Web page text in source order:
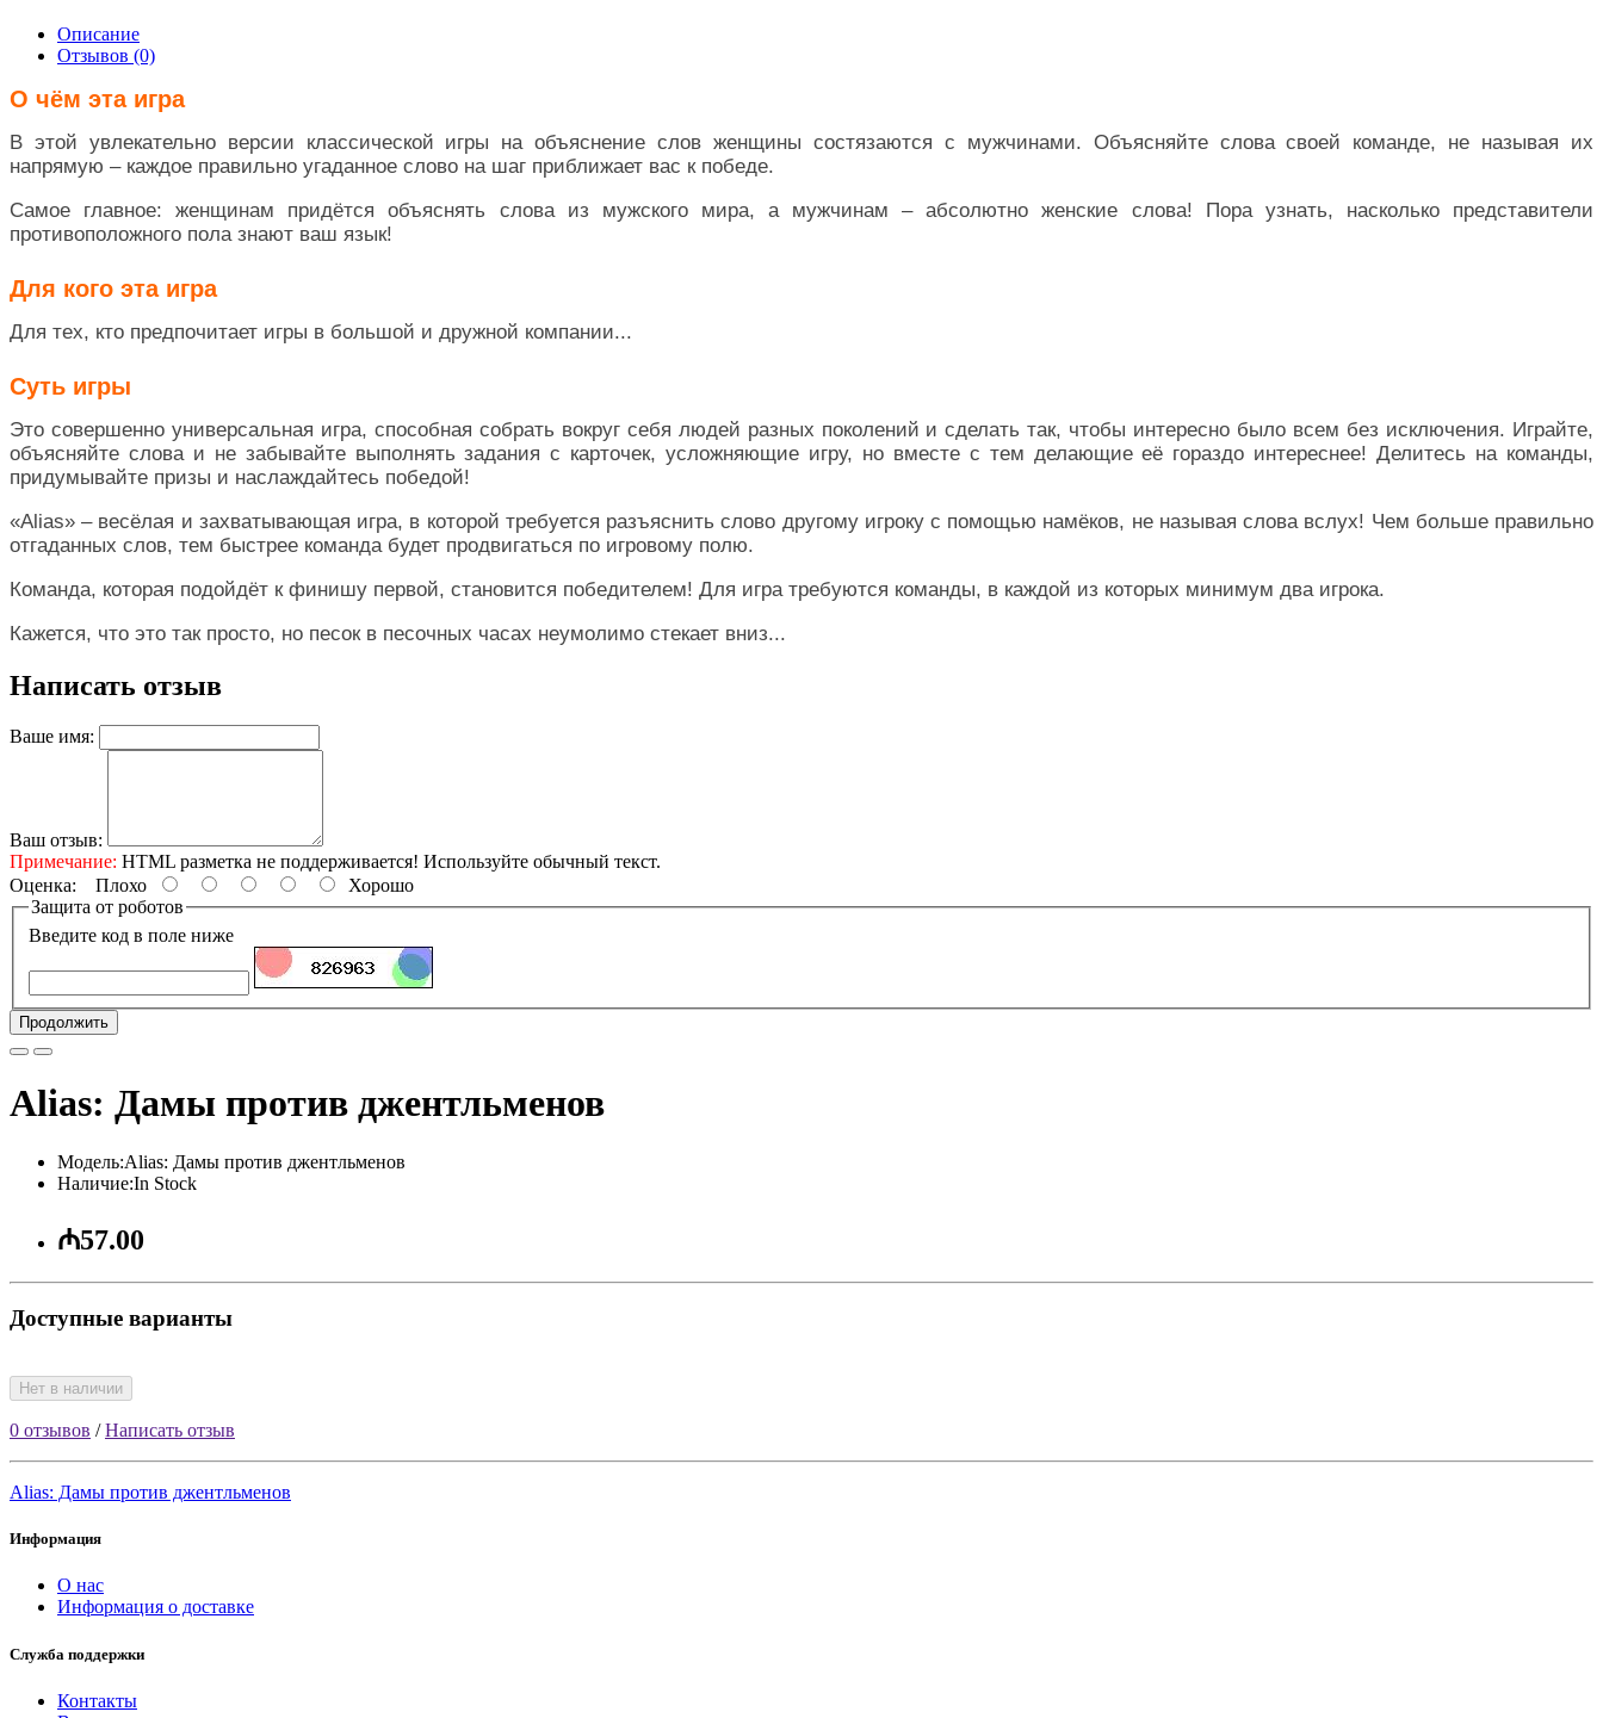
Описание
Отзывов (0)
О чём эта игра
В этой увлекательно версии классической игры на объяснение слов женщины состязаются с мужчинами. Объясняйте слова своей команде, не называя их
напрямую – каждое правильно угаданное слово на шаг приближает вас к победе.
Самое главное: женщинам придётся объяснять слова из мужского мира, а мужчинам – абсолютно женские слова! Пора узнать, насколько представители
противоположного пола знают ваш язык!
Для кого эта игра
Для тех, кто предпочитает игры в большой и дружной компании...
Суть игры
Это совершенно универсальная игра, способная собрать вокруг себя людей разных поколений и сделать так, чтобы интересно было всем без исключения. Играйте,
объясняйте слова и не забывайте выполнять задания с карточек, усложняющие игру, но вместе с тем делающие её гораздо интереснее! Делитесь на команды,
придумывайте призы и наслаждайтесь победой!
«Alias» – весёлая и захватывающая игра, в которой требуется разъяснить слово другому игроку с помощью намёков, не называя слова вслух! Чем больше правильно
отгаданных слов, тем быстрее команда будет продвигаться по игровому полю.
Команда, которая подойдёт к финишу первой, становится победителем! Для игра требуются команды, в каждой из которых минимум два игрока.
Кажется, что это так просто, но песок в песочных часах неумолимо стекает вниз...
Написать отзыв
Ваше имя:
Ваш отзыв:
Примечание: HTML разметка не поддерживается! Используйте обычный текст.
Оценка: Плохо
Хорошо
Защита от роботов
Введите код в поле ниже
Продолжить
Alias: Дамы против джентльменов
Модель:Alias: Дамы против джентльменов
Наличие:In Stock
₼57.00
Доступные варианты
Нет в наличии
0 отзывов /Написать отзыв
Alias: Дамы против джентльменов
Информация
О нас
Информация о доставке
Служба поддержки
Контакты